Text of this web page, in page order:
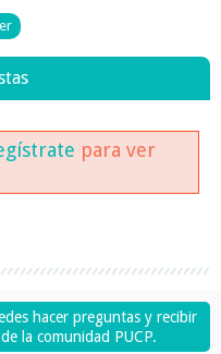
para ver
hacer preguntas y recibir
la comunidad PUCP.